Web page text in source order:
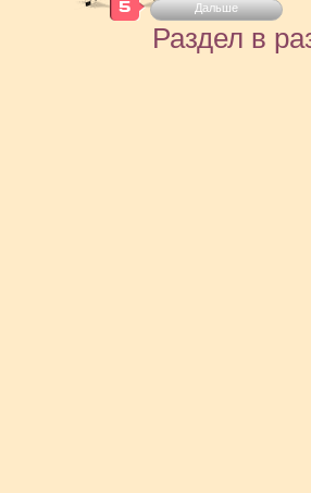
Дальше
Раздел в